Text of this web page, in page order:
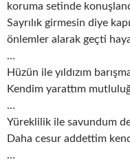
koruma setinde
Sayrılık girmesin diye
önlemler alarak geçti
…
Hüzün ile yıldızım
Kendim yarattım
…
Yüreklilik ile savundum
Daha cesur addettim
…